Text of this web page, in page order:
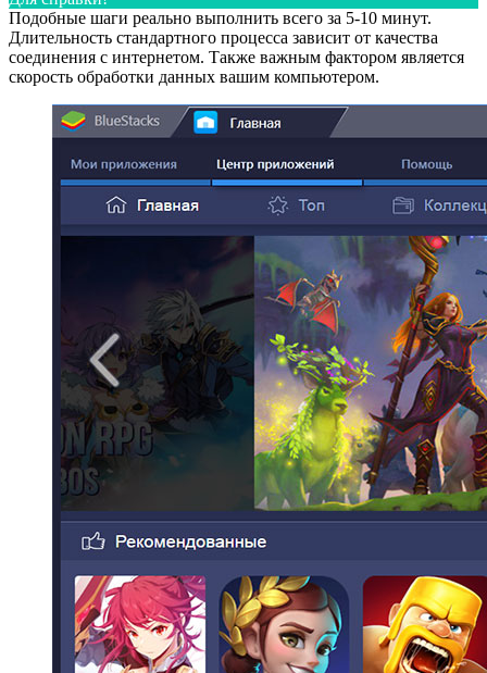
Подобные шаги реально выполнить всего за 5-10 минут.
Длительность стандартного процесса зависит от качества
соединения с интернетом. Также важным фактором является
скорость обработки данных вашим компьютером.